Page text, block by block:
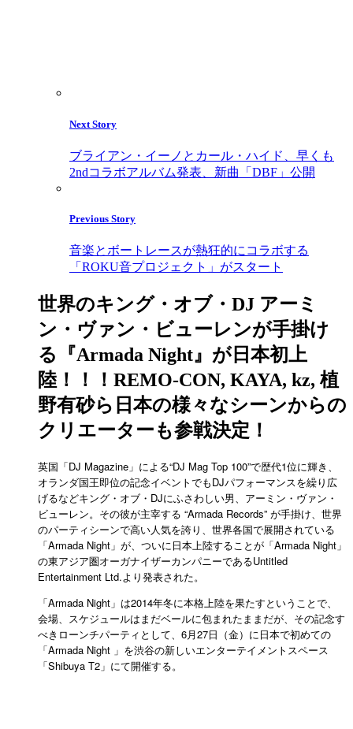
Next Story
ブライアン・イーノとカール・ハイド、早くも
2ndコラボアルバム発表、新曲「DBF」公開
Previous Story
音楽とボートレースが熱狂的にコラボする
「ROKU音プロジェクト」がスタート
世界のキング・オブ・DJ アーミ
ン・ヴァン・ビューレンが手掛け
る『Armada Night』が日本初上
陸！！！REMO-CON, KAYA, kz, 植
野有砂ら日本の様々なシーンからの
クリエーターも参戦決定！
英国「DJ Magazine」による“DJ Mag Top 100”で歴代1位に輝き、
オランダ国王即位の記念イベントでもDJパフォーマンスを繰り広
げるなどキング・オブ・DJにふさわしい男、アーミン・ヴァン・
ビューレン。その彼が主宰する “Armada Records” が手掛け、世界
のパーティシーンで高い人気を誇り、世界各国で展開されている
「Armada Night」が、ついに日本上陸することが「Armada Night」
の東アジア圏オーガナイザーカンパニーであるUntitled
Entertainment Ltd.より発表された。
「Armada Night」は2014年冬に本格上陸を果たすということで、
会場、スケジュールはまだベールに包まれたままだが、その記念す
べきローンチパーティとして、6月27日（金）に日本で初めての
「Armada Night 」を渋谷の新しいエンターテイメントスペース
「Shibuya T2」にて開催する。